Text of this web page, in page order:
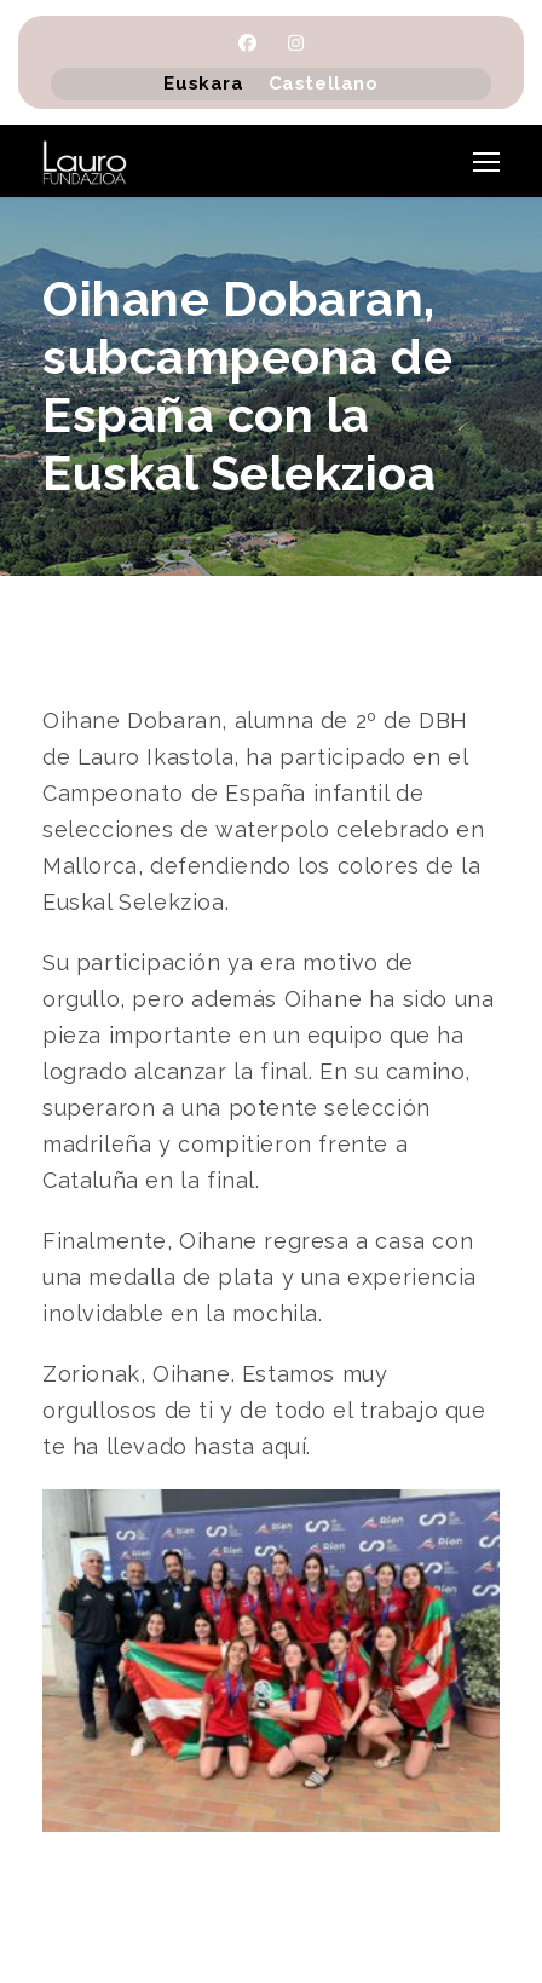
Euskara Castellano
Oihane Dobaran,
subcampeona de
España con la
Euskal Selekzioa
Oihane Dobaran, alumna de 2º de DBH
de Lauro Ikastola, ha participado en el
Campeonato de España infantil de
selecciones de waterpolo celebrado en
Mallorca, defendiendo los colores de la
Euskal Selekzioa.
Su participación ya era motivo de
orgullo, pero además Oihane ha sido una
pieza importante en un equipo que ha
logrado alcanzar la final. En su camino,
superaron a una potente selección
madrileña y compitieron frente a
Cataluña en la final.
Finalmente, Oihane regresa a casa con
una medalla de plata y una experiencia
inolvidable en la mochila.
Zorionak, Oihane. Estamos muy
orgullosos de ti y de todo el trabajo que
te ha llevado hasta aquí.